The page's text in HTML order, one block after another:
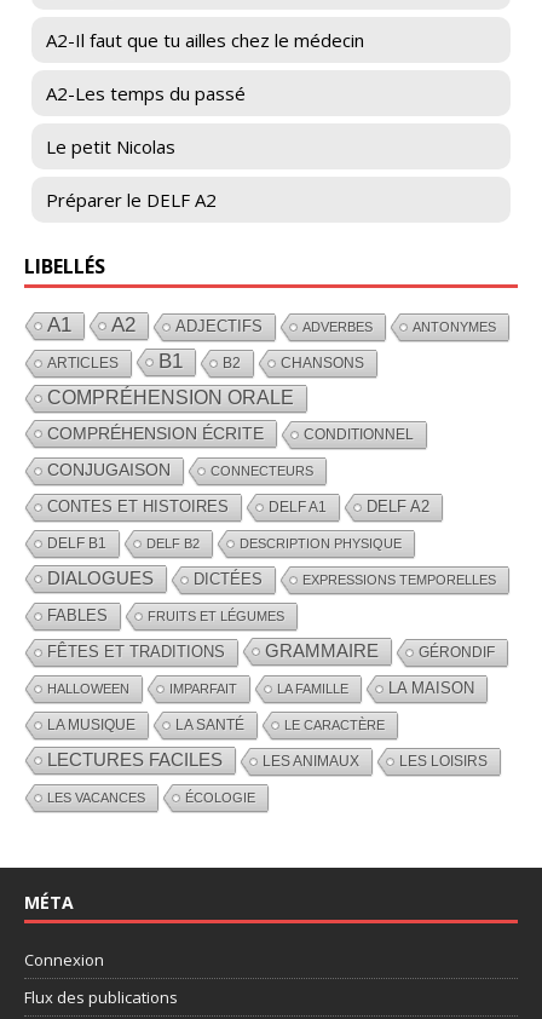
A2-Il faut que tu ailles chez le médecin
A2-Les temps du passé
Le petit Nicolas
Préparer le DELF A2
LIBELLÉS
A1 A2 ADJECTIFS ADVERBES ANTONYMES
ARTICLES B1 B2 CHANSONS
COMPRÉHENSION ORALE
COMPRÉHENSION ÉCRITE CONDITIONNEL
CONJUGAISON CONNECTEURS
CONTES ET HISTOIRES DELF A1 DELF A2
DELF B1 DELF B2 DESCRIPTION PHYSIQUE
DIALOGUES DICTÉES EXPRESSIONS TEMPORELLES
FABLES FRUITS ET LÉGUMES
FÊTES ET TRADITIONS GRAMMAIRE GÉRONDIF
HALLOWEEN IMPARFAIT LA FAMILLE LA MAISON
LA MUSIQUE LA SANTÉ LE CARACTÈRE
LECTURES FACILES LES ANIMAUX LES LOISIRS
LES VACANCES ÉCOLOGIE
MÉTA
Connexion
Flux des publications